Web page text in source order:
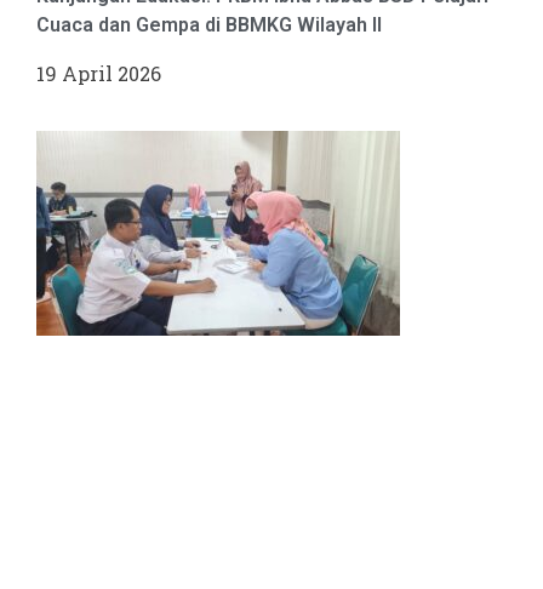
Cuaca dan Gempa di BBMKG Wilayah II
19 April 2026